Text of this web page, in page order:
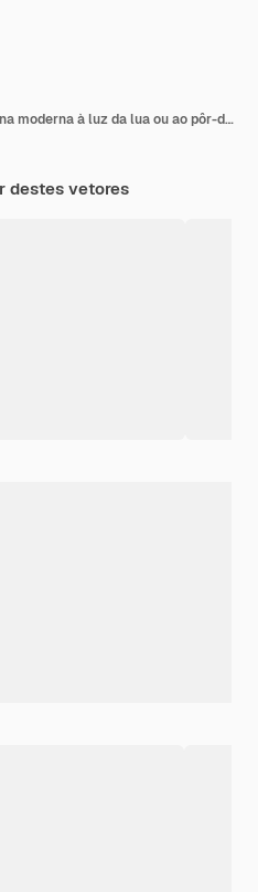
Horizonte da cidade noturna moderna à luz da lua ou ao pôr-do-sol com reflexo
destes vetores